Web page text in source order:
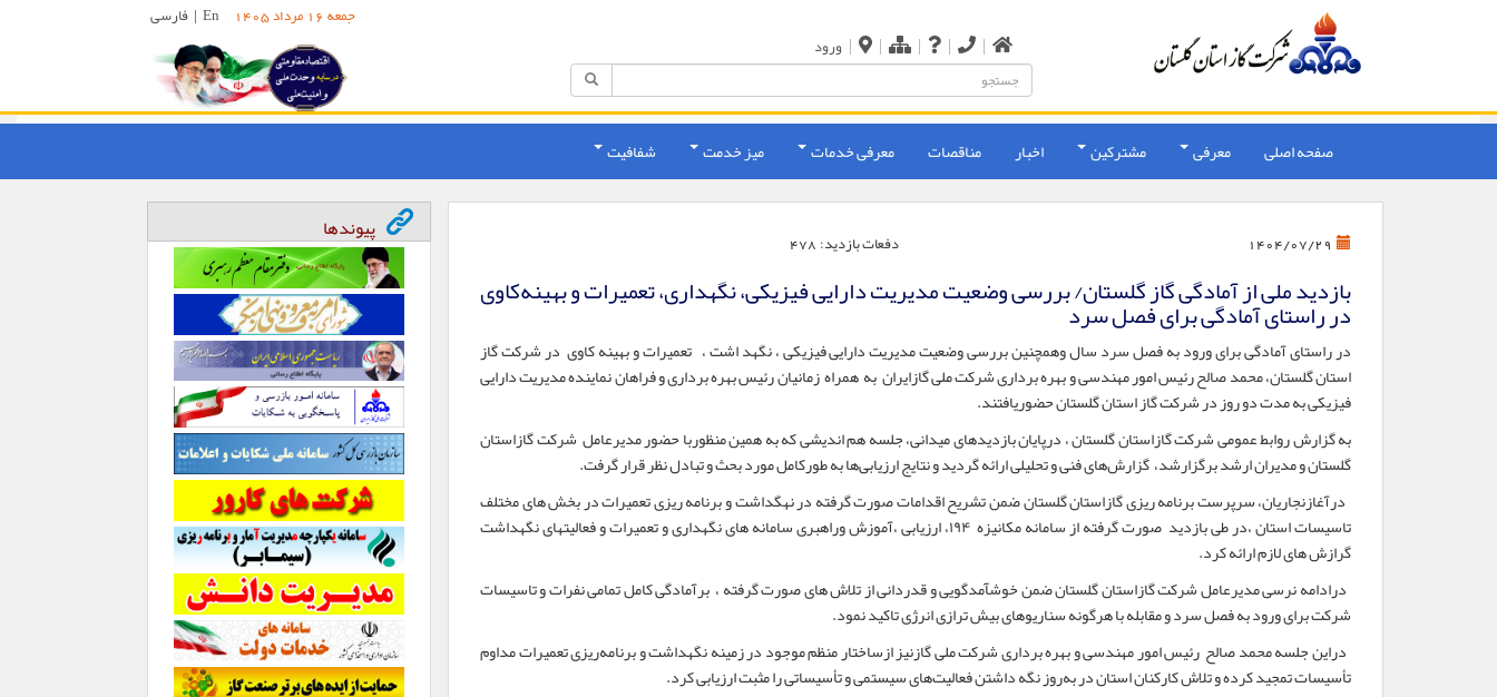
|
|
|
|
| ورود
جمعه 16 مرداد 1405 En
| فارسی
صفحه اصلی معرفی مشترکین اخبار مناقصات معرفی خدمات میز خدمت شفافیت
1404/07/29 دفعات بازدید: 478
بازدید ملی از آمادگی گاز گلستان/ بررسی وضعیت مدیریت دارایی فیزیکی، نگهداری، تعمیرات و بهینه‌کاوی
در راستای آمادگی برای فصل سرد
در راستای آمادگی برای ورود به فصل سرد سال وهمچنین بررسی وضعیت مدیریت دارایی فیزیکی ، نگهد اشت ، تعمیرات و بهینه کاوی در شرکت گاز
استان گلستان، محمد صالح رئیس امور مهندسی و بهره برداری شرکت ملی گازایران به همراه زمانیان رئیس بهره برداری و فراهان نماینده مدیریت دارایی
فیزیکی به مدت دو روز در شرکت گاز استان گلستان حضوریافتند.
به گزارش روابط عمومی شرکت گازاستان گلستان ، درپایان بازدیدهای میدانی، جلسه‌ هم اندیشی که به همین منظوربا حضور مدیرعامل شرکت گازاستان
گلستان و مدیران ارشد برگزارشد، گزارش‌های فنی و تحلیلی ارائه گردید و نتایج ارزیابی‌ها به طورکامل مورد بحث و تبادل نظر قرار گرفت.
درآغازنجاریان، سرپرست برنامه ریزی گازاستان گلستان ضمن تشریح اقدامات صورت گرفته در نهگداشت و برنامه ریزی تعمیرات در بخش های مختلف
تاسیسات استان ،در طی بازدید صورت گرفته از سامانه مکانیزه ۱۹۴، ارزیابی ،آموزش وراهبری سامانه های نگهداری و تعمیرات و فعالیتهای نگهداشت
گرازش های لازم ارائه کرد.
درادامه نرسی مدیرعامل شرکت گازاستان گلستان ضمن خوشآمدگویی و قدردانی از تلاش های صورت گرفته ، برآمادگی کامل تمامی نفرات و تاسیسات
شرکت برای ورود به فصل سرد و مقابله با هرگونه سناریوهای بیش ترازی انرژی تاکید نمود.
دراین جلسه محمد صالح رئیس امور مهندسی و بهره برداری شرکت ملی گازنیز ازساختار منظم موجود در زمینه نگهداشت و برنامه‌ریزی تعمیرات مداوم
تأسیسات تمجید کرده و تلاش کارکنان استان در به‌روز نگه داشتن فعالیت‌های سیستمی و تأسیساتی را مثبت ارزیابی کرد.
پیوندها